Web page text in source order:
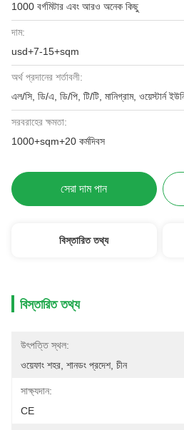
1000 বর্গমিটার এবং আরও অনেক কিছু
দাম:
usd+7-15+sqm
অর্থ প্রদানের শর্তাবলী:
এল/সি, ডি/এ, ডি/পি, টি/টি, মানিগ্রাম, ওয়েস্টার্ন
সরবরাহের ক্ষমতা:
1000+sqm+20 কর্মদিবস
সেরা দাম পান
বিস্তারিত তথ্য
বিস্তারিত তথ্য
উৎপত্তি স্থল:
ওয়েফাং শহর, শানডং প্রদেশ, চীন
সাক্ষ্যদান:
CE